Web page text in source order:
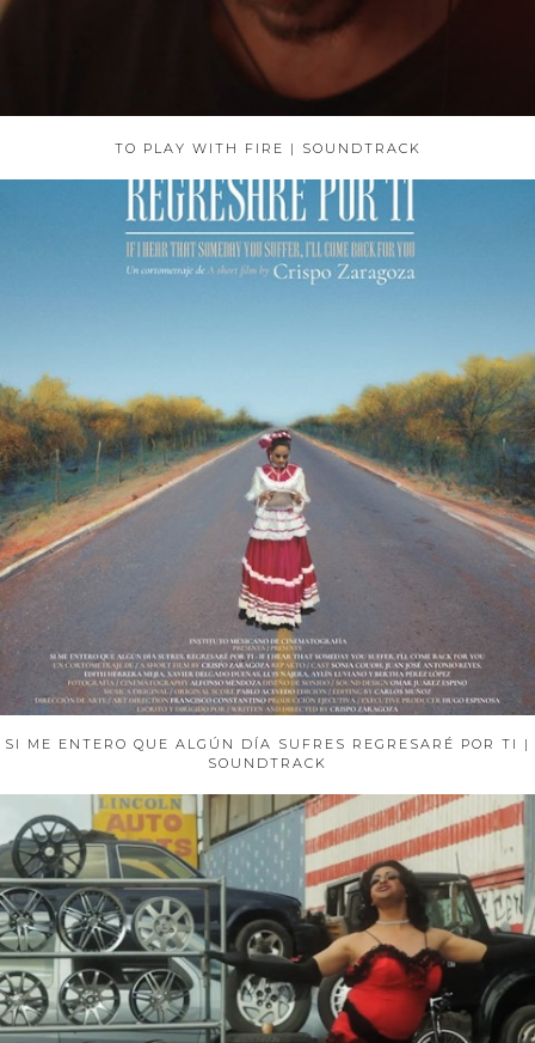
TO PLAY WITH FIRE | SOUNDTRACK
SI ME ENTERO QUE ALGÚN DÍA SUFRES REGRESARÉ POR TI |
SOUNDTRACK